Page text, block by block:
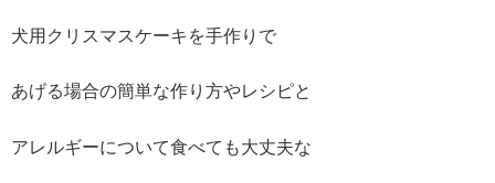
犬用クリスマスケーキを手作りで
あげる場合の簡単な作り方やレシピと
アレルギーについて食べても大丈夫な